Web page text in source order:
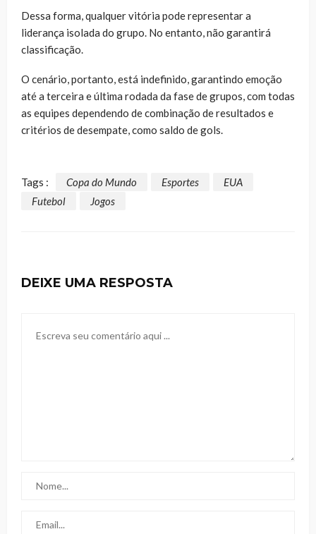
Dessa forma, qualquer vitória pode representar a
liderança isolada do grupo. No entanto, não garantirá
classificação.
O cenário, portanto, está indefinido, garantindo emoção
até a terceira e última rodada da fase de grupos, com todas
as equipes dependendo de combinação de resultados e
critérios de desempate, como saldo de gols.
Tags : Copa do Mundo Esportes
EUA
Futebol
Jogos
DEIXE UMA RESPOSTA